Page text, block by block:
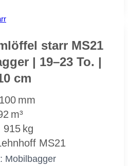
starr MS21
| 19–23 To. |
cm
mm
m³
915 kg
MS21
Mo­bil­bag­ger